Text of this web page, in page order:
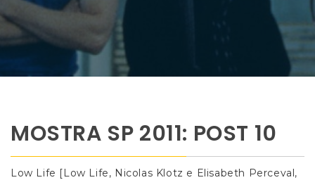
MOSTRA SP 2011: POST 10
Low Life [Low Life, Nicolas Klotz e Elisabeth Perceval,